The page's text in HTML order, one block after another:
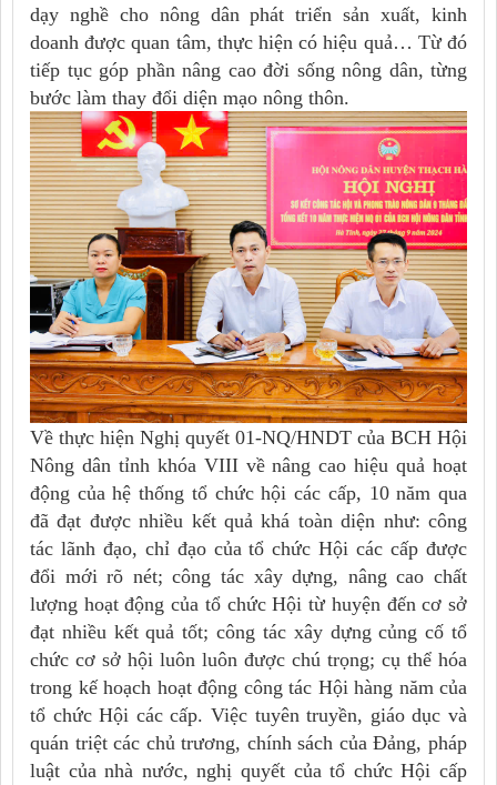
dạy nghề cho nông dân phát triển sản xuất, kinh
doanh được quan tâm, thực hiện có hiệu quả… Từ đó
tiếp tục góp phần nâng cao đời sống nông dân, từng
bước làm thay đổi diện mạo nông thôn.
Về thực hiện Nghị quyết 01-NQ/HNDT của BCH Hội
Nông dân tỉnh khóa VIII về nâng cao hiệu quả hoạt
động của hệ thống tổ chức hội các cấp, 10 năm qua
đã đạt được nhiều kết quả khá toàn diện như: công
tác lãnh đạo, chỉ đạo của tổ chức Hội các cấp được
đổi mới rõ nét; công tác xây dựng, nâng cao chất
lượng hoạt động của tổ chức Hội từ huyện đến cơ sở
đạt nhiều kết quả tốt; công tác xây dựng củng cố tổ
chức cơ sở hội luôn luôn được chú trọng; cụ thể hóa
trong kế hoạch hoạt động công tác Hội hàng năm của
tổ chức Hội các cấp. Việc tuyên truyền, giáo dục và
quán triệt các chủ trương, chính sách của Đảng, pháp
luật của nhà nước, nghị quyết của tổ chức Hội cấp